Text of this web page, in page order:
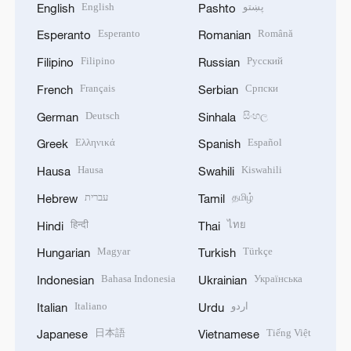
English English
Esperanto Esperanto
Filipino Filipino
French Français
German Deutsch
Greek Ελληνικά
Hausa Hausa
Hebrew עברית
Hindi हिन्दी
Hungarian Magyar
Indonesian Bahasa Indonesia
Italian Italiano
Japanese 日本語
Pashto پښتو
Romanian Română
Russian Русский
Serbian Српски
Sinhala සිංහල
Spanish Español
Swahili Kiswahili
Tamil தமிழ்
Thai ไทย
Turkish Türkçe
Ukrainian Українська
Urdu اردو
Vietnamese Tiếng Việt